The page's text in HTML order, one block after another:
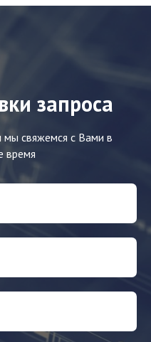
запроса
мы свяжемся с Вами в
время